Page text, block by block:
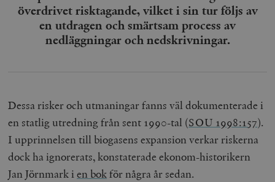
överdrivet risktagande, vilket i sin tur följs av
en utdragen och smärtsam process av
nedläggningar och nedskrivningar.
Dessa risker och utmaningar fanns väl dokumenterade i
en statlig utredning från sent 1990-tal (SOU 1998:157).
I upprinnelsen till biogasens expansion verkar riskerna
dock ha ignorerats, konstaterade ekonom-historikern
Jan Jörnmark ien bokför några år sedan.